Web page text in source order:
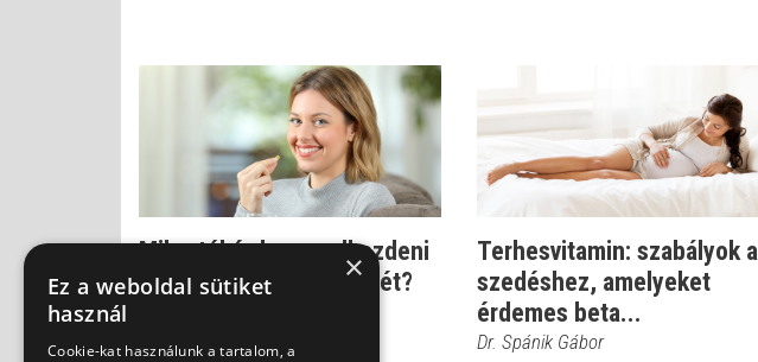
Mikortól érdemes elkezdeni
a terhesvitamin szedését?
Terhesvitamin: szabályok a
szedéshez, amelyeket
érdemes beta...
Dr. Spánik Gábor
×
Ez a weboldal sütiket
használ
Cookie-kat használunk a tartalom, a